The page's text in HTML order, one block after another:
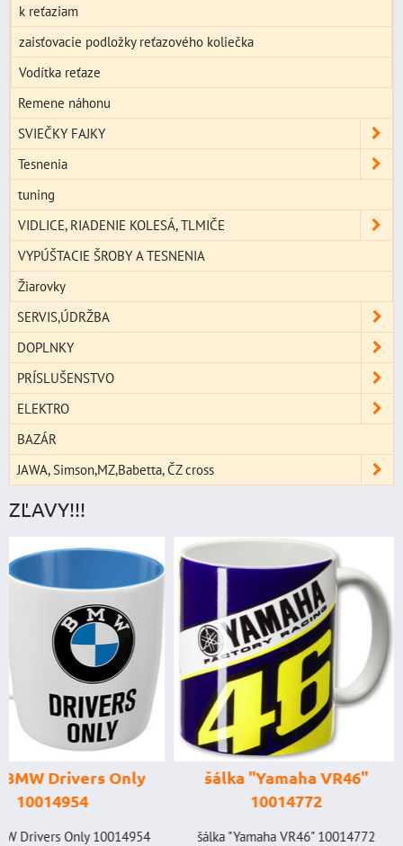
k reťaziam
zaisťovacie podložky reťazového koliečka
Vodítka reťaze
Remene náhonu
SVIEČKY FAJKY
Tesnenia
tuning
VIDLICE, RIADENIE KOLESÁ, TLMIČE
VYPÚŠTACIE ŠROBY A TESNENIA
Žiarovky
SERVIS,ÚDRŽBA
DOPLNKY
PRÍSLUŠENSTVO
ELEKTRO
BAZÁR
JAWA, Simson,MZ,Babetta, ČZ cross
ZĽAVY!!!
šálka "Yamaha VR46"
10014772
šálka "Yamaha VR46" 10014772
štartovací
digitálnym
power banka,
prúd 4000 A,
GENIUS BOOST
GB150 (NOCO
BAT998